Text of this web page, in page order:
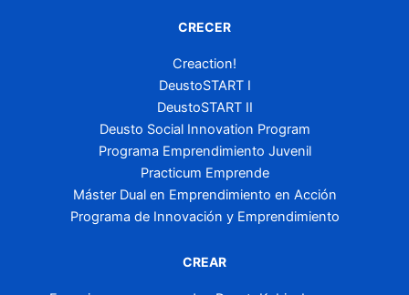
CRECER
Creaction!
DeustoSTART I
DeustoSTART II
Deusto Social Innovation Program
Programa Emprendimiento Juvenil
Practicum Emprende
Máster Dual en Emprendimiento en Acción
Programa de Innovación y Emprendimiento
CREAR